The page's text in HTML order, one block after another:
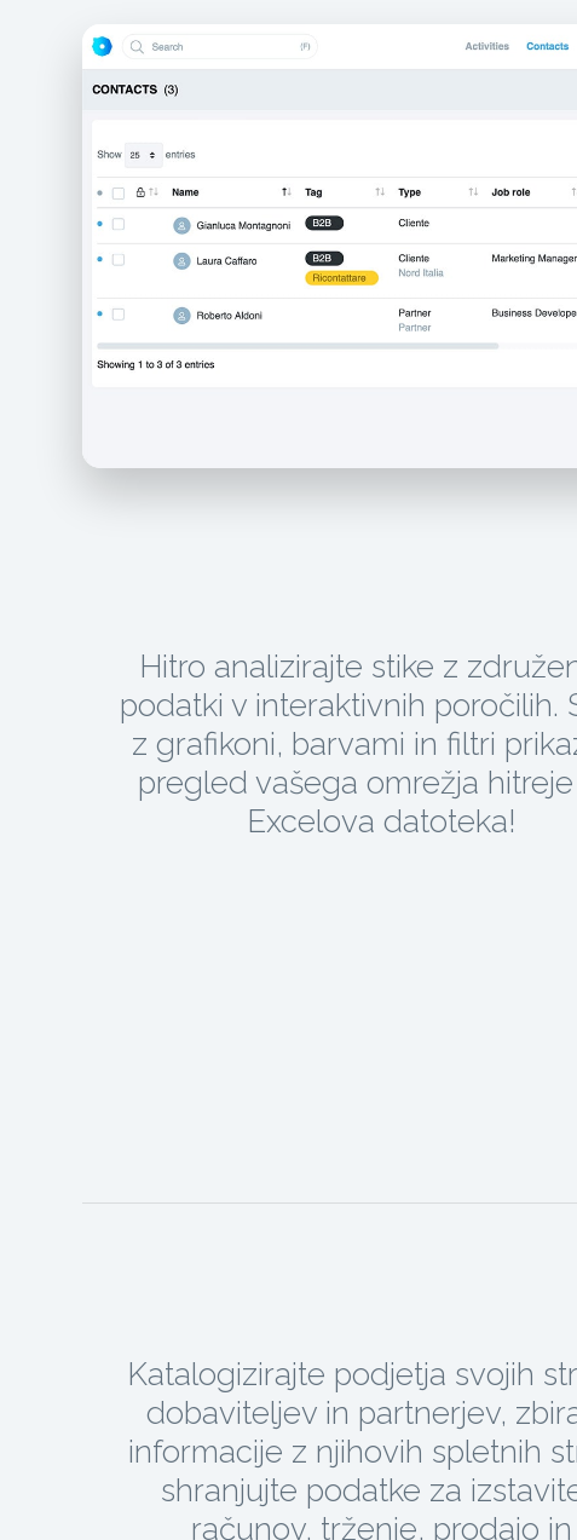
Hitro analizirajte stike z
podatki v interaktivnih poročilih.
z grafikoni, barvami in filtri
pregled vašega omrežja
Excelova datoteka!
Katalogizirajte podjetja svojih
dobaviteljev in partnerjev,
informacije z njihovih spletnih
shranjujte podatke za
računov, trženje, prodajo in